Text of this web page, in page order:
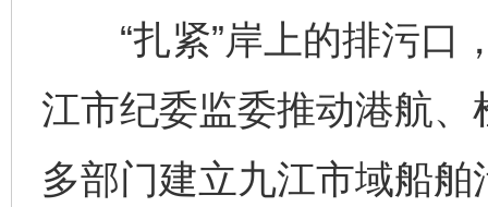
“扎紧”岸上的排污口
江市纪委监委推动港航
多部门建立九江市域船